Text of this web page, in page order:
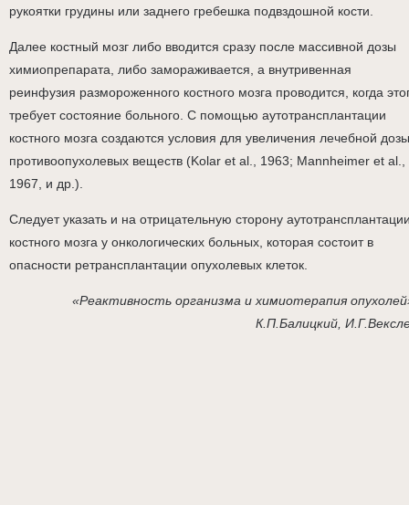
рукоятки грудины или заднего гребешка подвздошной кости.
Далее костный мозг либо вводится сразу после массивной дозы
химиопрепарата, либо замораживается, а внутривенная
реинфузия размороженного костного мозга проводится, когда
требует состояние больного. С помощью аутотрансплантации
костного мозга создаются условия для увеличения лечебной дозы
противоопухолевых веществ (Kolar et al., 1963; Mannheimer et al.,
1967, и др.).
Следует указать и на отрицательную сторону
костного мозга у онкологических больных, которая состоит в
опасности ретрансплантации опухолевых клеток.
«Реактивность организма и химиотерапия
К.П.Балицкий,